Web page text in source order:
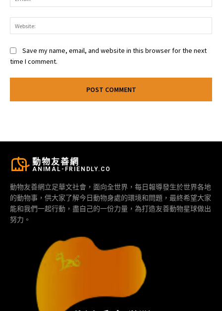
Save my name, email, and website in this browser for the next
time I comment.
動物友善網
ANIMAL-FRIENDLY.CO
動物友善網立足華文社會，面向全世界，每日報導發生於世界各地
的動物事，供大家了解今日動物身處的環境和問題，最終希望大家
能和我們一起行動，盡自己的一份力量，為打造友善動物星球做出
努力。